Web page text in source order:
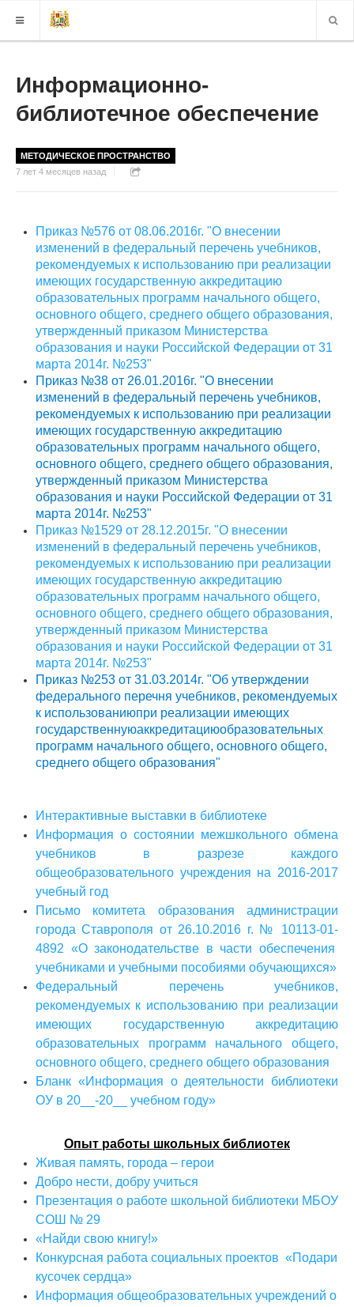
КАРТА САЙТА
ВЕРСИЯ ДЛЯ СЛАБОВИДЯЩИХ
Информационно-
библиотечное обеспечение
МЕТОДИЧЕСКОЕ ПРОСТРАНСТВО
7 лет 4 месяцев назад
Приказ №576 от 08.06.2016г. "О внесении
изменений в федеральный перечень учебников,
рекомендуемых к использованию при реализации
имеющих государственную аккредитацию
образовательных программ начального общего,
основного общего, среднего общего образования,
утвержденный приказом Министерства
образования и науки Российской Федерации от 31
марта 2014г. №253"
Приказ №38 от 26.01.2016г. "О внесении
изменений в федеральный перечень учебников,
рекомендуемых к использованию при реализации
имеющих государственную аккредитацию
образовательных программ начального общего,
основного общего, среднего общего образования,
утвержденный приказом Министерства
образования и науки Российской Федерации от 31
марта 2014г. №253"
Приказ №1529 от 28.12.2015г. "О внесении
изменений в федеральный перечень учебников,
рекомендуемых к использованию при реализации
имеющих государственную аккредитацию
образовательных программ начального общего,
основного общего, среднего общего образования,
утвержденный приказом Министерства
образования и науки Российской Федерации от 31
марта 2014г. №253"
Приказ №253 от 31.03.2014г. "Об утверждении
федерального перечня учебников, рекомендуемых
к использованиюпри реализации имеющих
государственнуюаккредитациюобразовательных
программ начального общего, основного общего,
среднего общего образования"
Интерактивные выставки в библиотеке
Информация о состоянии межшкольного обмена
учебников в разрезе каждого
общеобразовательного учреждения на 2016-2017
учебный год
Письмо комитета образования администрации
города Ставрополя от 26.10.2016 г. № 10113-01-
4892 «О законодательстве в части обеспечения
учебниками и учебными пособиями обучающихся»
Федеральный перечень учебников,
рекомендуемых к использованию при реализации
имеющих государственную аккредитацию
образовательных программ начального общего,
основного общего, среднего общего образования
Бланк «Информация о деятельности библиотеки
ОУ в 20__-20__ учебном году»
Опыт работы школьных библиотек
Живая память, города – герои
Добро нести, добру учиться
Презентация о работе школьной библиотеки МБОУ
СОШ № 29
«Найди свою книгу!»
Конкурсная работа социальных проектов «Подари
кусочек сердца»
Информация общеобразовательных учреждений о